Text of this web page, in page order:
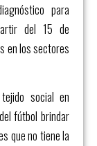
para
del 15 de
en los sectores
social en
fútbol brindar
que no tiene la